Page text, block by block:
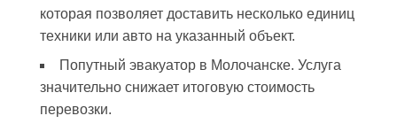
которая позволяет доставить несколько единиц
техники или авто на указанный объект.
Попутный эвакуатор в Молочанске. Услуга
значительно снижает итоговую стоимость
перевозки.